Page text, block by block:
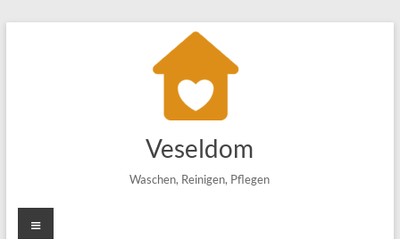
Veseldom
Waschen, Reinigen, Pflegen
Menü